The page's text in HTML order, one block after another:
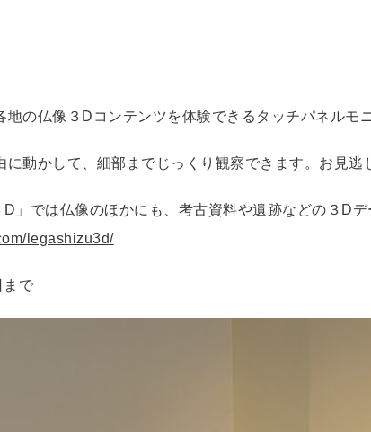
地の仏像３Dコンテンツを体験できるタッチパネルモ
に動かして、細部までじっくり観察できます。お見逃
D」では仏像のほかにも、考古資料や遺跡などの３D
legashizu3d/
まで